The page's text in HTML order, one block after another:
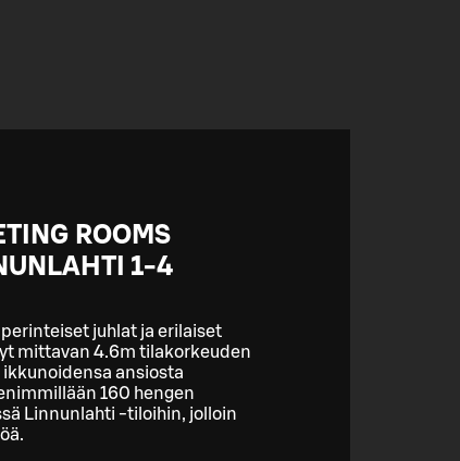
ROOMS
1-4
juhlat ja erilaiset
mittavan 4.6m tilakorkeuden
ansiosta
160 hengen
Linnunlahti -tiloihin, jolloin